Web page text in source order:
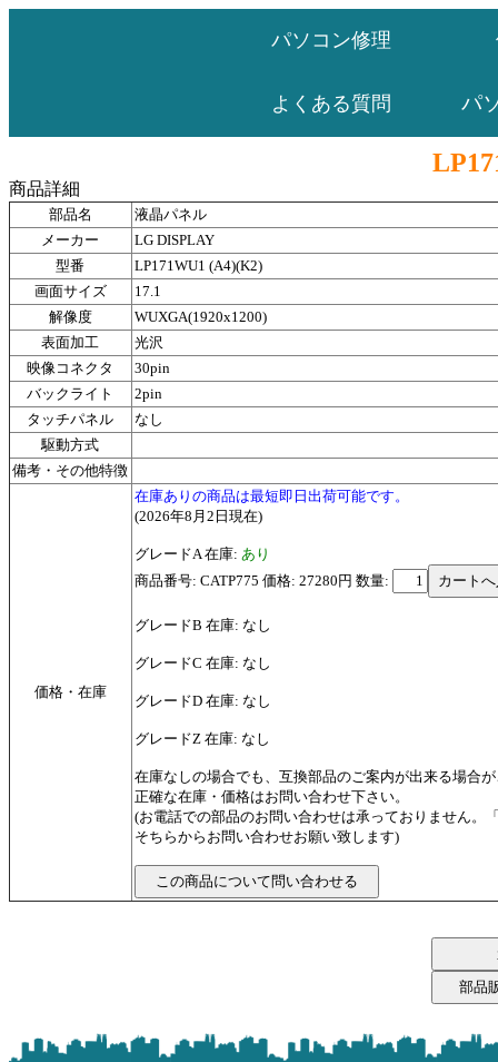
パソコン修理
よくある質問 パ
商品詳細
部品名
液晶パネル
メーカー
LG DISPLAY
型番
LP171WU1 (A4)(K2)
画面サイズ
17.1
解像度
WUXGA(1920x1200)
表面加工
光沢
映像コネクタ
30pin
バックライト
2pin
タッチパネル
なし
駆動方式
備考・その他特徴
価格・在庫
在庫ありの商品は最短即日出荷可能です。
(2026年8月2日現在)
グレードA 在庫: あり
商品番号: CATP775 価格: 27280円 数量:
グレードB 在庫: なし
グレードC 在庫: なし
グレードD 在庫: なし
グレードZ 在庫: なし
在庫なしの場合でも、互換部品のご案内が出来る場合
正確な在庫・価格はお問い合わせ下さい。
(お電話での部品のお問い合わせは承っておりません。
そちらからお問い合わせお願い致します)